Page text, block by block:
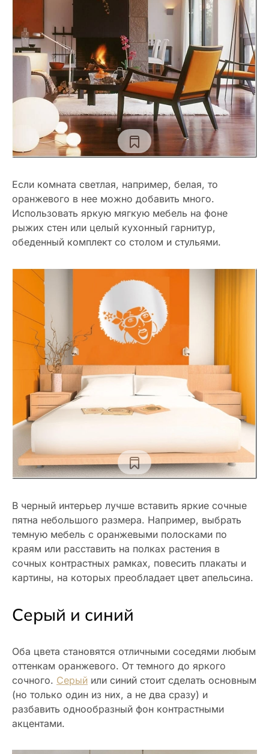
Если комната светлая, например, белая, то
оранжевого в нее можно добавить много.
Использовать яркую мягкую мебель на фоне
рыжих стен или целый кухонный гарнитур,
обеденный комплект со столом и стульями.
В черный интерьер лучше вставить яркие сочные
пятна небольшого размера. Например, выбрать
темную мебель с оранжевыми полосками по
краям или расставить на полках растения в
сочных контрастных рамках, повесить плакаты и
картины, на которых преобладает цвет апельсина.
Серый и синий
Оба цвета становятся отличными соседями любым
оттенкам оранжевого. От темного до яркого
сочного. Серый или синий стоит сделать основным
(но только один из них, а не два сразу) и
разбавить однообразный фон контрастными
акцентами.